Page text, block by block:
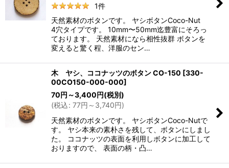
1件
天然素材のボタンです。 ヤシボタンCoco-Nut
4穴タイプです。 10mm〜50mm迄豊富にそろっ
ております。 天然素材になら相性抜群 ボタンを
変えると驚く程、洋服のセン…
木 ヤシ、ココナッツのボタン CO-150 [330-
00CO150-000-000]
70円 ～3,400円(税別)
(税込: 77円 ～3,740円)
天然素材のボタンです。 ヤシボタンCoco-Nutで
す。 ヤシ本来の素朴さを残して、ボタンにしまし
た。 ココナッツの表面を利用しボタンに加工して
おりますので、 表面の柄・凸…